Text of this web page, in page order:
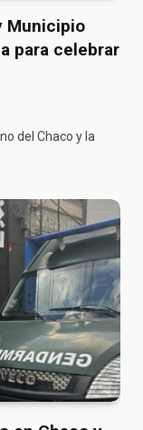
Municipio
para celebrar
del Chaco y la